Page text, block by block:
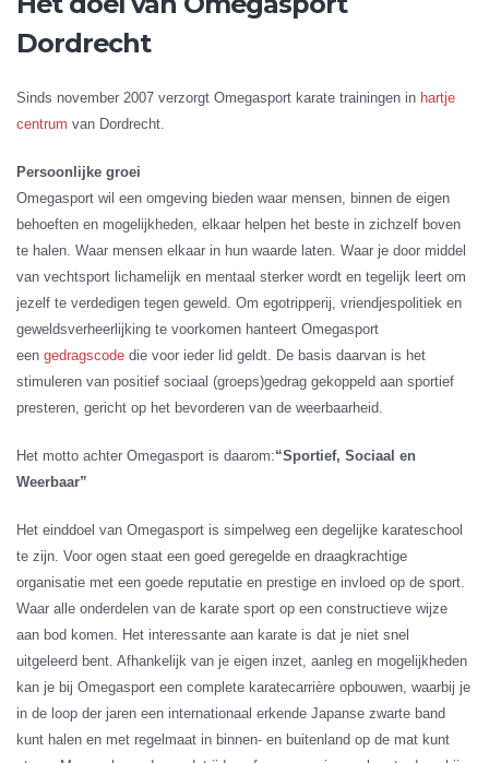
Dordrecht
Sinds november 2007 verzorgt Omegasport karate trainingen in hartje
centrum van Dordrecht.
Persoonlijke groei
Omegasport wil een omgeving bieden waar mensen, binnen de eigen
behoeften en mogelijkheden, elkaar helpen het beste in zichzelf boven
te halen. Waar mensen elkaar in hun waarde laten. Waar je door middel
van vechtsport lichamelijk en mentaal sterker wordt en tegelijk leert om
jezelf te verdedigen tegen geweld. Om egotripperij, vriendjespolitiek en
geweldsverheerlijking te voorkomen hanteert Omegasport
een gedragscode die voor ieder lid geldt. De basis daarvan is het
stimuleren van positief sociaal (groeps)gedrag gekoppeld aan sportief
presteren, gericht op het bevorderen van de weerbaarheid.
Het motto achter Omegasport is daarom:“Sportief, Sociaal en
Weerbaar”
Het einddoel van Omegasport is simpelweg een degelijke karateschool
te zijn. Voor ogen staat een goed geregelde en draagkrachtige
organisatie met een goede reputatie en prestige en invloed op de sport.
Waar alle onderdelen van de karate sport op een constructieve wijze
aan bod komen. Het interessante aan karate is dat je niet snel
uitgeleerd bent. Afhankelijk van je eigen inzet, aanleg en mogelijkheden
kan je bij Omegasport een complete karatecarrière opbouwen, waarbij je
in de loop der jaren een internationaal erkende Japanse zwarte band
kunt halen en met regelmaat in binnen- en buitenland op de mat kunt